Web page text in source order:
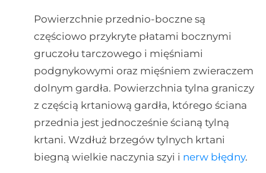
Powierzchnie przednio-boczne są
częściowo przykryte płatami bocznymi
gruczołu tarczowego i mięśniami
podgnykowymi oraz mięśniem zwieraczem
dolnym gardła. Powierzchnia tylna graniczy
z częścią krtaniową gardła, którego ściana
przednia jest jednocześnie ścianą tylną
krtani. Wzdłuż brzegów tylnych krtani
biegną wielkie naczynia szyi i nerw błędny.